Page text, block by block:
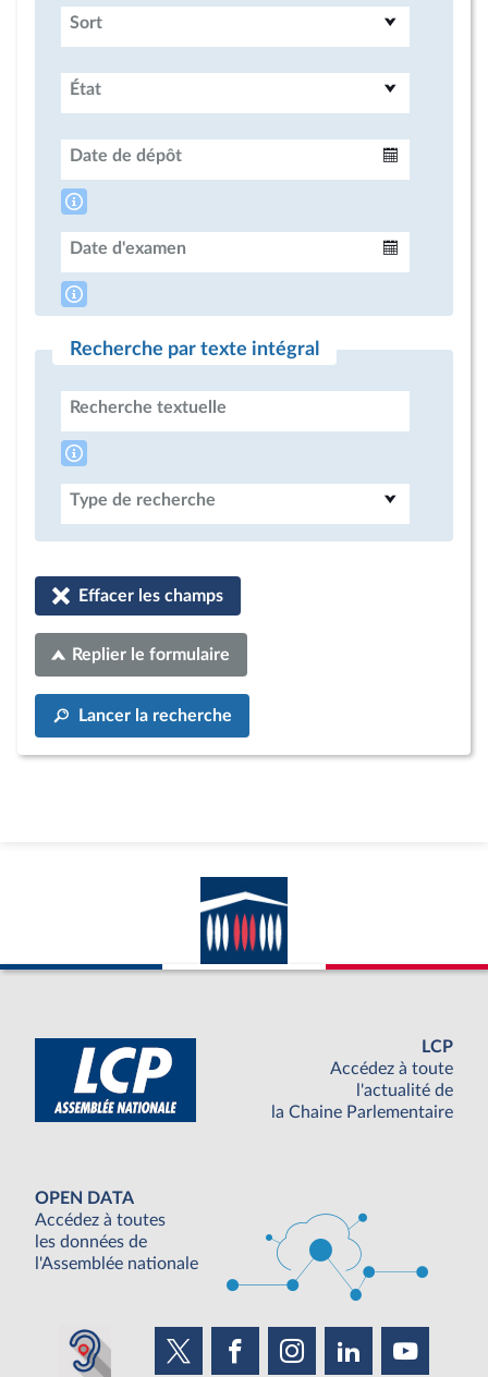
Sort
État
Date de dépôt
Date d'examen
Recherche par texte intégral
Recherche textuelle
Type de recherche
Effacer les champs
Replier le formulaire
Lancer la recherche
LCP
Accédez à toute
l'actualité de
la Chaine Parlementaire
OPEN DATA
Accédez à toutes
les données de
l'Assemblée nationale